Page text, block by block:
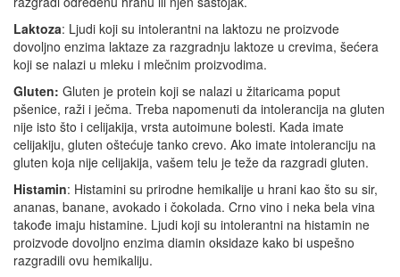
Laktoza: Ljudi koji su intolerantni na laktozu ne proizvode
dovoljno enzima laktaze za razgradnju laktoze u crevima, šećera
koji se nalazi u mleku i mlečnim proizvodima.
Gluten: Gluten je protein koji se nalazi u žitaricama poput
pšenice, raži i ječma. Treba napomenuti da intolerancija na gluten
nije isto što i celijakija, vrsta autoimune bolesti. Kada imate
celijakiju, gluten oštećuje tanko crevo. Ako imate intoleranciju na
gluten koja nije celijakija, vašem telu je teže da razgradi gluten.
Histamin: Histamini su prirodne hemikalije u hrani kao što su sir,
ananas, banane, avokado i čokolada. Crno vino i neka bela vina
takođe imaju histamine. Ljudi koji su intolerantni na histamin ne
proizvode dovoljno enzima diamin oksidaze kako bi uspešno
razgradili ovu hemikaliju.